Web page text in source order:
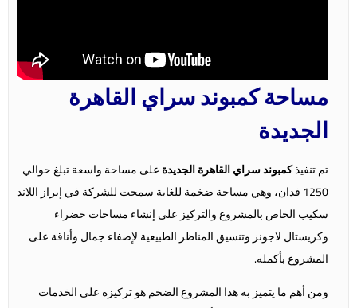
مساحة كمبوند سراي القاهرة
الجديدة
تم تنفيذكمبوند سراي القاهرة الجديدةعلى مساحة واسعة تبلغ حوالي
1250 فدان، وهي مساحة ضخمة للغاية سمحت للشركة في إبراز اللاند
سكيب الخاص بالمشروع والتركيز على إنشاء مساحات خضراء
وكريستال لاجونز وتنسيق المناظر الطبيعية لإضفاء جمال وأناقة على
المشروع بأكمله.
ومن أهم ما يتميز به هذا المشروع الضخم هو تركيزه على الخدمات